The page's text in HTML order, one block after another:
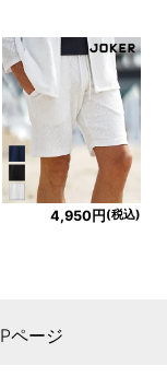
4,950円 (税込)
ページ